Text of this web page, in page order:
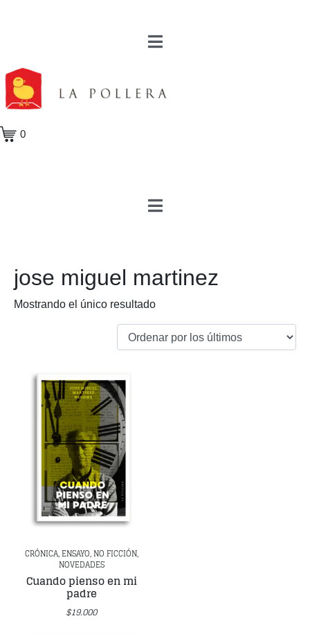
0
jose miguel martinez
Mostrando el único resultado
CRÓNICA, ENSAYO, NO FICCIÓN,
NOVEDADES
Cuando pienso en mi
padre
$19.000